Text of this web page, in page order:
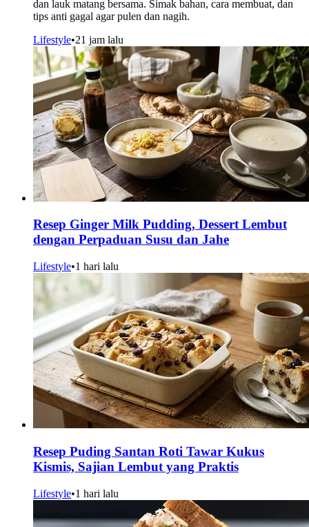
dan lauk matang bersama. Simak bahan, cara membuat, dan
tips anti gagal agar pulen dan nagih.
Lifestyle•21 jam lalu
Resep Ginger Milk Pudding, Dessert Lembut
dengan Perpaduan Susu dan Jahe
Lifestyle•1 hari lalu
Resep Puding Santan Roti Tawar Kukus
Kismis, Sajian Lembut yang Praktis
Lifestyle•1 hari lalu